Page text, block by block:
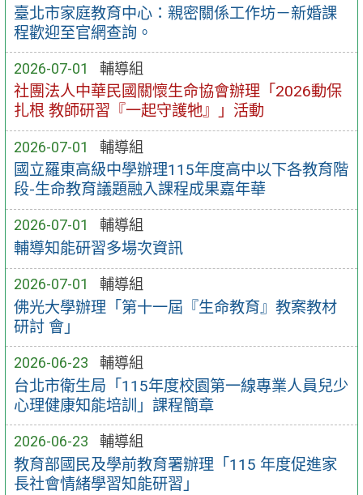
臺北市家庭教育中心：親密關係工作坊－新婚課
程歡迎至官網查詢。
2026-07-01 輔導組
社團法人中華民國關懷生命協會辦理「2026動保
扎根 教師研習『一起守護牠』」活動
2026-07-01 輔導組
國立羅東高級中學辦理115年度高中以下各教育階
段-生命教育議題融入課程成果嘉年華
2026-07-01 輔導組
輔導知能研習多場次資訊
2026-07-01 輔導組
佛光大學辦理「第十一屆『生命教育』教案教材
研討 會」
2026-06-23 輔導組
台北市衛生局「115年度校園第一線專業人員兒少
心理健康知能培訓」課程簡章
2026-06-23 輔導組
教育部國民及學前教育署辦理「115 年度促進家
長社會情緒學習知能研習」